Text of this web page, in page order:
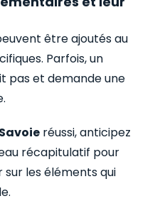
être ajoutés au
Parfois, un
pas et demande une
réussi, anticipez
récapitulatif pour
sur les éléments qui